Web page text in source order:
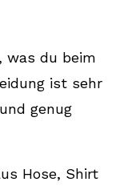
was du beim
ist sehr
genug
Hose, Shirt